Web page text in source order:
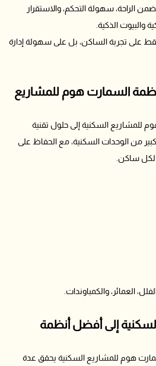
الراحة، سهولة التحكم، والاستقرار
والبيوت الذكية.
فقط على تجربة الساكن، بل على سهولة إدارة
السمارت هوم للمشاريع
للمشاريع السكنية إلى حلول تقنية
من الوحدات السكنية، مع الحفاظ على
لكل ساكن.
العمائر، والكمباوندات.
السكنية إلى أفضل أنظمة
هوم للمشاريع السكنية يحقق عدة